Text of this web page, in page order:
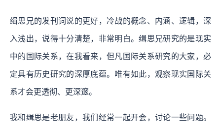
缉思兄的发刊词说的更好，冷战的概念、内涵、逻辑，深
入浅出，说得十分清楚，非常明白。缉思兄研究的是现实
中的国际关系，在我看来，但凡国际关系研究的大家，必
定具有历史研究的深厚底蕴。唯有如此，观察现实国际关
系才会更透彻、更深邃。
我和缉思是老朋友，我们经常一起开会，讨论一些问题。